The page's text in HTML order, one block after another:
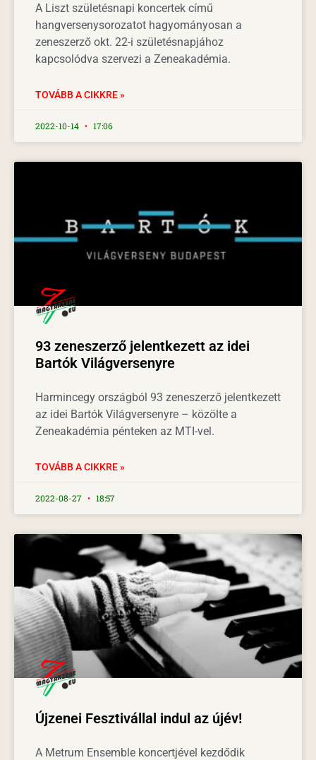
A Liszt születésnapi koncertek című
hangversenysorozatot hagyományosan a
zeneszerző okt. 22-i születésnapjához
kapcsolódva szervezi a Zeneakadémia.
TOVÁBB A CIKKRE »
2022-10-14 17:06
93 zeneszerző jelentkezett az idei
Bartók Világversenyre
Harmincegy országból 93 zeneszerző jelentkezett
az idei Bartók Világversenyre – közölte a
Zeneakadémia pénteken az MTI-vel.
TOVÁBB A CIKKRE »
2022-08-27 18:57
Újzenei Fesztivállal indul az újév!
A Metrum Ensemble koncertjével kezdődik